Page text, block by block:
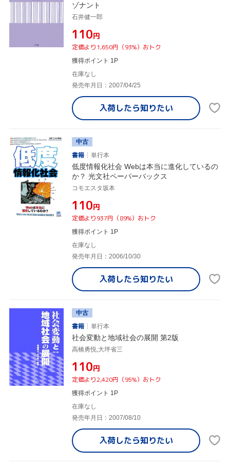
ゾナント
石井健一郎
¥110円
定価より1,650円（93%）おトク
獲得ポイント 1P
在庫なし
発売年月日：2007/04/25
入荷したら知りたい
中古
書籍
単行本
低度情報化社会 Webは本当に進化しているの
か？ 光文社ペーパーバックス
コモエスタ坂本
¥110円
定価より937円（89%）おトク
獲得ポイント 1P
在庫なし
発売年月日：2006/10/30
入荷したら知りたい
中古
書籍
単行本
社会変動と地域社会の展開 第2版
高橋勇悦,大坪省三
¥110円
定価より2,420円（95%）おトク
獲得ポイント 1P
在庫なし
発売年月日：2007/08/10
入荷したら知りたい